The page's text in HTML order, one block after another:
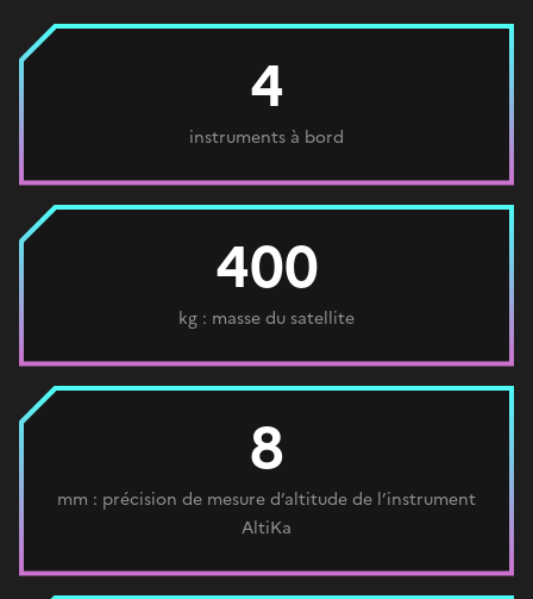
4
instruments à bord
400
kg : masse du satellite
8
mm : précision de mesure d’altitude de l’instrument
AltiKa